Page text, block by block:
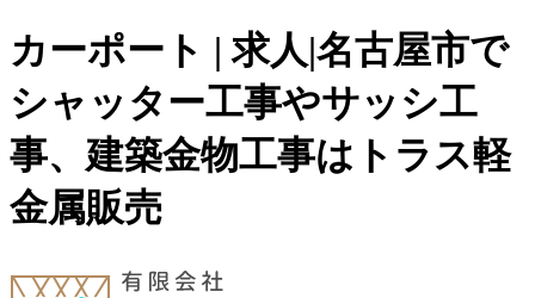
カーポート | 求人|名古屋市で
シャッター工事やサッシ工
事、建築金物工事はトラス軽
金属販売